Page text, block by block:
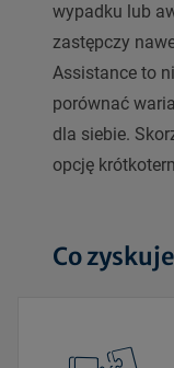
wypadku lub
zastępczy
Assistance to
porównać
dla siebie.
opcję
Co